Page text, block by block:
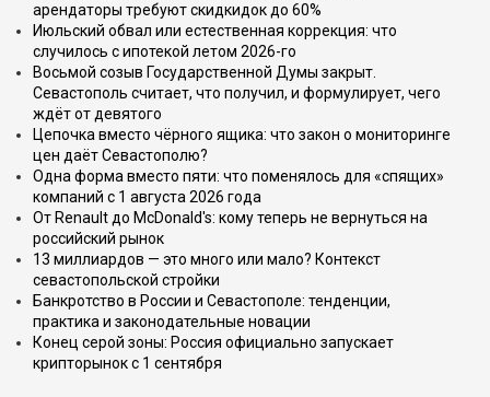
арендаторы требуют скидкидок до 60%
Июльский обвал или естественная коррекция: что
случилось с ипотекой летом 2026-го
Восьмой созыв Государственной Думы закрыт.
Севастополь считает, что получил, и формулирует, чего
ждёт от девятого
Цепочка вместо чёрного ящика: что закон о мониторинге
цен даёт Севастополю?
Одна форма вместо пяти: что поменялось для «спящих»
компаний с 1 августа 2026 года
От Renault до McDonald's: кому теперь не вернуться на
российский рынок
13 миллиардов — это много или мало? Контекст
севастопольской стройки
Банкротство в России и Севастополе: тенденции,
практика и законодательные новации
Конец серой зоны: Россия официально запускает
крипторынок с 1 сентября